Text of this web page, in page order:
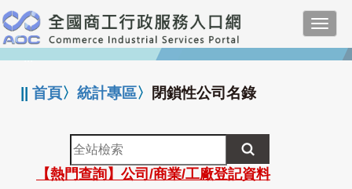
跳
到
主
要
:::
||首頁〉統計專區〉 閉鎖性公司名錄
全
站
檢
【熱門查詢】公司/商業/工廠登記資料